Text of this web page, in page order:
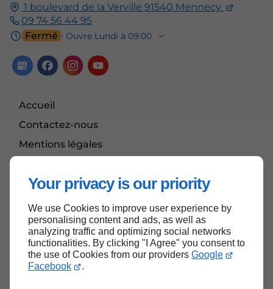
Your privacy is our priority
We use Cookies to improve user experience by
personalising content and ads, as well as
analyzing traffic and optimizing social networks
functionalities. By clicking "I Agree" you consent to
the use of Cookies from our providers Google
Facebook
.
1 boulevard de la Verville 91540 Mennecy
09 74 56 44 95
Fermé ⋅ Ouvre Lundi à 09:00
Accueil
Contactez-nous
Mentions légales
Haut de page